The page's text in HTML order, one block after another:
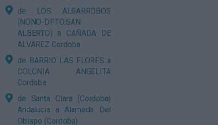
de LOS ALGARROBOS
(NONO-DPTO.SAN
ALBERTO) a CAÑADA DE
ALVAREZ Cordoba
de BARRIO LAS FLORES a
COLONIA ANGELITA
Cordoba
de Santa Clara (Cordoba)
Andalucia a Alameda Del
Obispo (Cordoba)